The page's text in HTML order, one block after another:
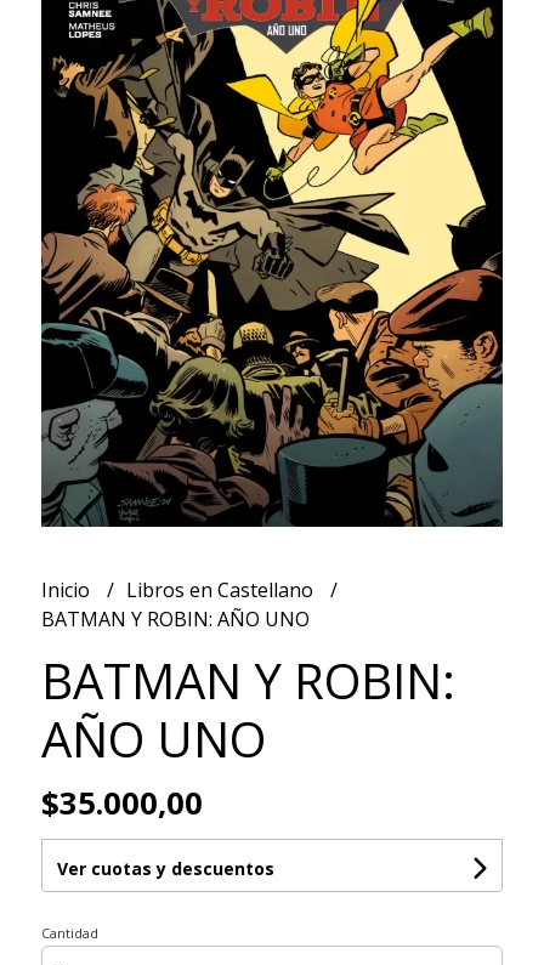
Inicio
Libros en Castellano
BATMAN Y ROBIN: AÑO UNO
BATMAN Y ROBIN:
AÑO UNO
$35.000,00
Ver cuotas y descuentos
Cantidad